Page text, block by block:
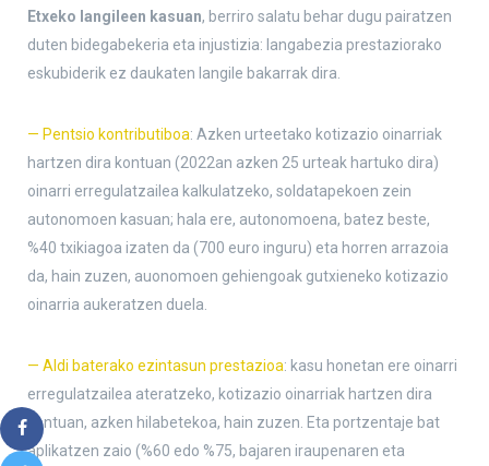
Etxeko langileen kasuan, berriro salatu behar dugu pairatzen
duten bidegabekeria eta injustizia: langabezia prestaziorako
eskubiderik ez daukaten langile bakarrak dira.
— Pentsio kontributiboa: Azken urteetako kotizazio oinarriak
hartzen dira kontuan (2022an azken 25 urteak hartuko dira)
oinarri erregulatzailea kalkulatzeko, soldatapekoen zein
autonomoen kasuan; hala ere, autonomoena, batez beste,
%40 txikiagoa izaten da (700 euro inguru) eta horren arrazoia
da, hain zuzen, auonomoen gehiengoak gutxieneko kotizazio
oinarria aukeratzen duela.
— Aldi baterako ezintasun prestazioa: kasu honetan ere oinarri
erregulatzailea ateratzeko, kotizazio oinarriak hartzen dira
kontuan, azken hilabetekoa, hain zuzen. Eta portzentaje bat
aplikatzen zaio (%60 edo %75, bajaren iraupenaren eta